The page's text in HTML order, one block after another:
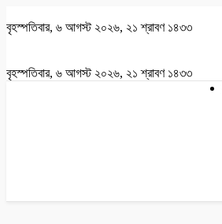
বৃহস্পতিবার, ৬ আগস্ট ২০২৬, ২১ শ্রাবণ ১৪৩৩
বৃহস্পতিবার, ৬ আগস্ট ২০২৬, ২১ শ্রাবণ ১৪৩৩